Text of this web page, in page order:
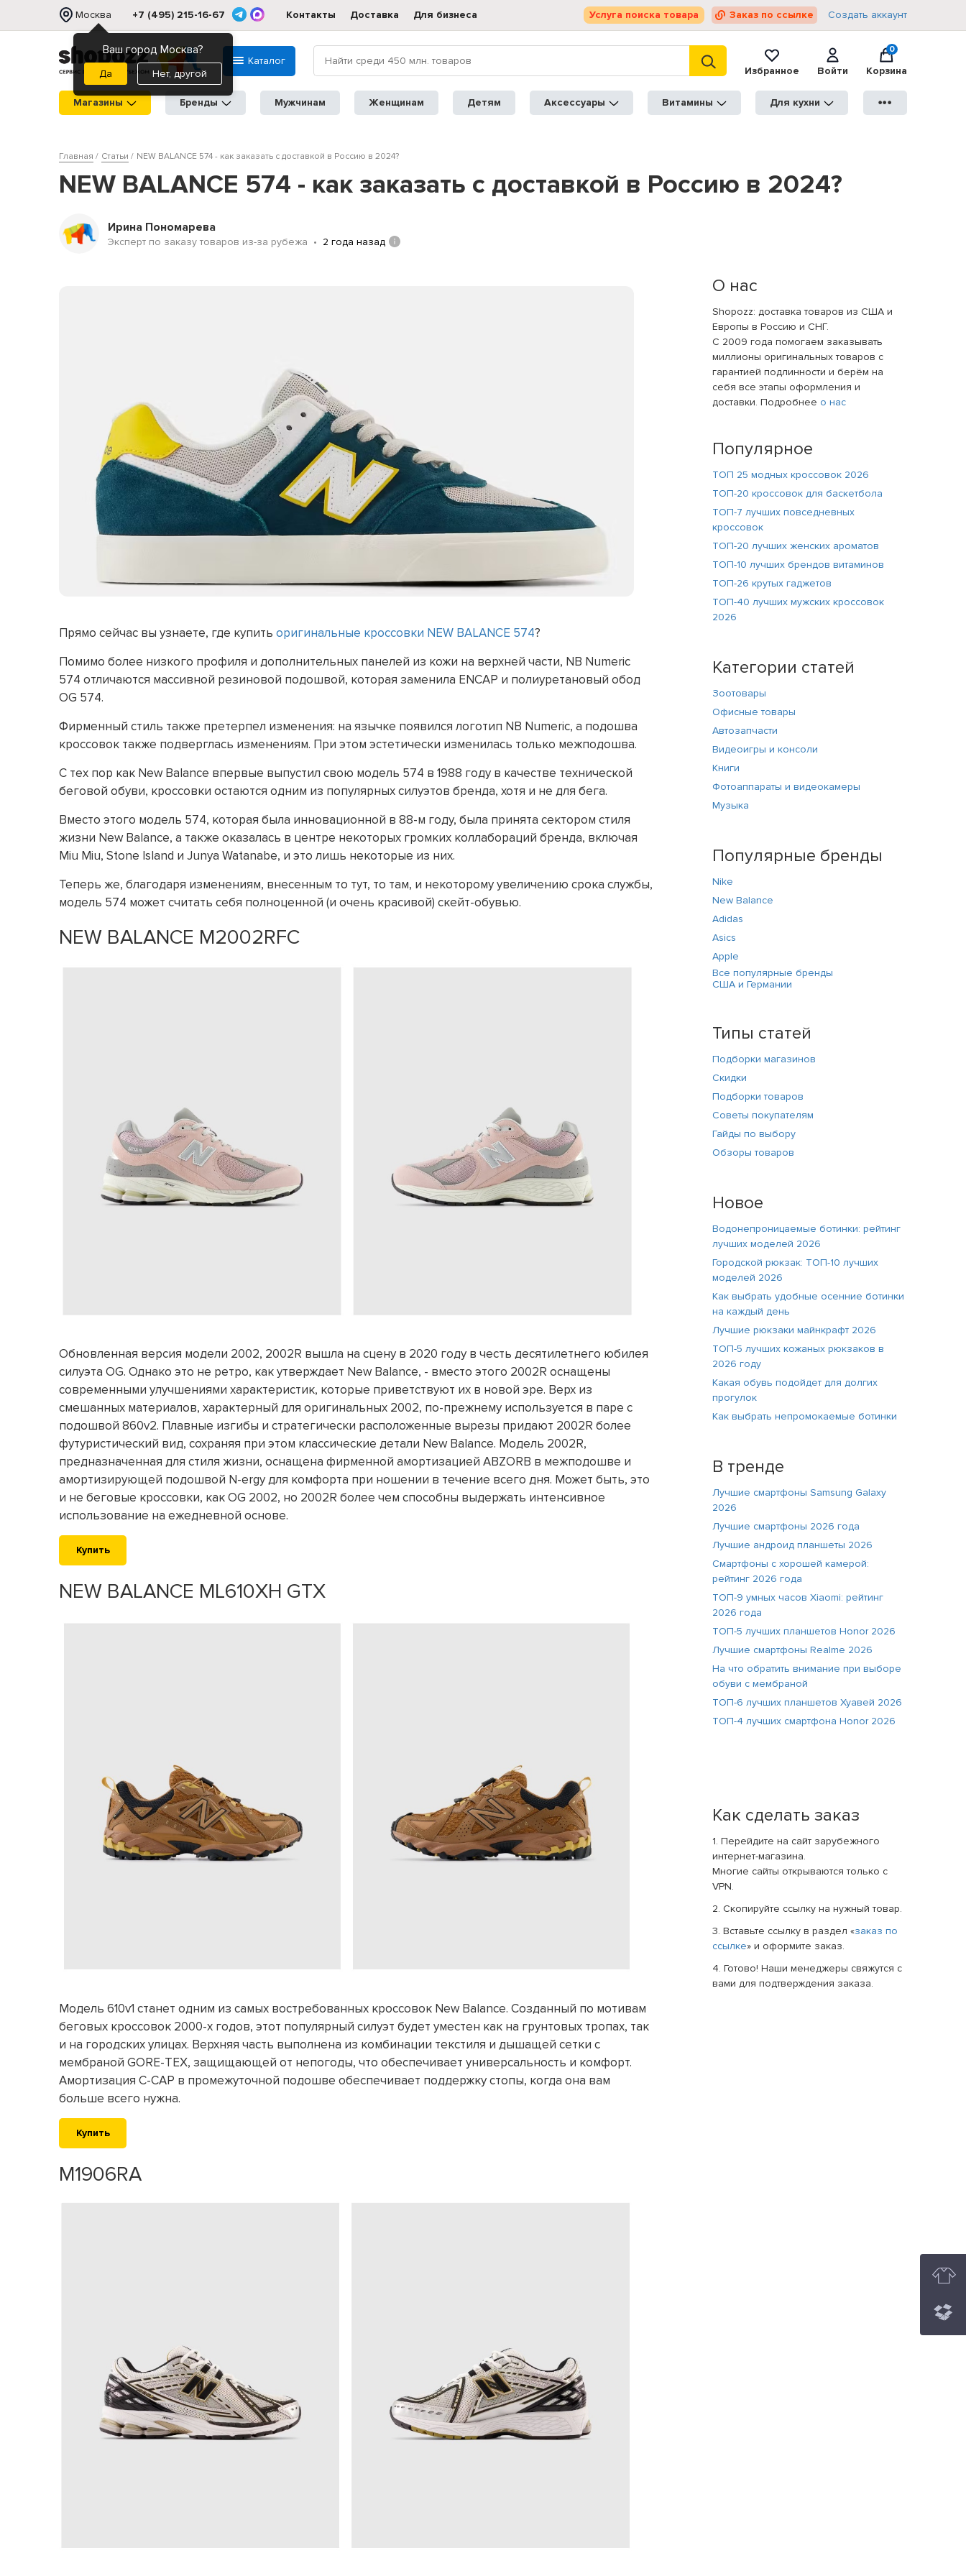
Москва
Ваш город Москва?
Нет, другой
+7 (495) 215-16-67 Контакты Доставка Для бизнеса Услуга поиска товара Заказ по ссылке Создать аккаунт
Каталог
Избранное
Войти
0
Корзина
Магазины Бренды Мужчинам Женщинам Детям Аксессуары Витамины Для кухни ●●●
Главная Статьи NEW BALANCE 574 - как заказать с доставкой в Россию в 2024?
NEW BALANCE 574 - как заказать с доставкой в Россию в 2024?
Ирина Пономарева
Эксперт по заказу товаров из-за рубежа 2 года назад
Прямо сейчас вы узнаете, где купить оригинальные кроссовки NEW BALANCE 574?
Помимо более низкого профиля и дополнительных панелей из кожи на верхней части, NB Numeric
574 отличаются массивной резиновой подошвой, которая заменила ENCAP и полиуретановый обод
OG 574.
Фирменный стиль также претерпел изменения: на язычке появился логотип NB Numeric, а подошва
кроссовок также подверглась изменениям. При этом эстетически изменилась только межподошва.
С тех пор как New Balance впервые выпустил свою модель 574 в 1988 году в качестве технической
беговой обуви, кроссовки остаются одним из популярных силуэтов бренда, хотя и не для бега.
Вместо этого модель 574, которая была инновационной в 88-м году, была принята сектором стиля
жизни New Balance, а также оказалась в центре некоторых громких коллабораций бренда, включая
Miu Miu, Stone Island и Junya Watanabe, и это лишь некоторые из них.
Теперь же, благодаря изменениям, внесенным то тут, то там, и некоторому увеличению срока службы,
модель 574 может считать себя полноценной (и очень красивой) скейт-обувью.
NEW BALANCE M2002RFC
Обновленная версия модели 2002, 2002R вышла на сцену в 2020 году в честь десятилетнего юбилея
силуэта OG. Однако это не ретро, как утверждает New Balance, - вместо этого 2002R оснащены
современными улучшениями характеристик, которые приветствуют их в новой эре. Верх из
смешанных материалов, характерный для оригинальных 2002, по-прежнему используется в паре с
подошвой 860v2. Плавные изгибы и стратегически расположенные вырезы придают 2002R более
футуристический вид, сохраняя при этом классические детали New Balance. Модель 2002R,
предназначенная для стиля жизни, оснащена фирменной амортизацией ABZORB в межподошве и
амортизирующей подошвой N-ergy для комфорта при ношении в течение всего дня. Может быть, это
и не беговые кроссовки, как OG 2002, но 2002R более чем способны выдержать интенсивное
использование на ежедневной основе.
Купить
NEW BALANCE ML610XH GTX
Модель 610v1 станет одним из самых востребованных кроссовок New Balance. Созданный по мотивам
беговых кроссовок 2000-х годов, этот популярный силуэт будет уместен как на грунтовых тропах, так
и на городских улицах. Верхняя часть выполнена из комбинации текстиля и дышащей сетки с
мембраной GORE-TEX, защищающей от непогоды, что обеспечивает универсальность и комфорт.
Амортизация C-CAP в промежуточной подошве обеспечивает поддержку стопы, когда она вам
больше всего нужна.
Купить
M1906RA
О нас
Shopozz: доставка товаров из США и
Европы в Россию и СНГ.
С 2009 года помогаем заказывать
миллионы оригинальных товаров с
гарантией подлинности и берём на
себя все этапы оформления и
доставки. Подробнее о нас
Популярное
ТОП 25 модных кроссовок 2026
ТОП-20 кроссовок для баскетбола
ТОП-7 лучших повседневных
кроссовок
ТОП-20 лучших женских ароматов
ТОП-10 лучших брендов витаминов
ТОП-26 крутых гаджетов
ТОП-40 лучших мужских кроссовок
2026
Категории статей
Зоотовары
Офисные товары
Автозапчасти
Видеоигры и консоли
Книги
Фотоаппараты и видеокамеры
Музыка
Популярные бренды
Nike
New Balance
Adidas
Asics
Apple
Все популярные бренды
США и Германии
Типы статей
Подборки магазинов
Скидки
Подборки товаров
Советы покупателям
Гайды по выбору
Обзоры товаров
Новое
Водонепроницаемые ботинки: рейтинг
лучших моделей 2026
Городской рюкзак: ТОП-10 лучших
моделей 2026
Как выбрать удобные осенние ботинки
на каждый день
Лучшие рюкзаки майнкрафт 2026
ТОП-5 лучших кожаных рюкзаков в
2026 году
Какая обувь подойдет для долгих
прогулок
Как выбрать непромокаемые ботинки
В тренде
Лучшие смартфоны Samsung Galaxy
2026
Лучшие смартфоны 2026 года
Лучшие андроид планшеты 2026
Смартфоны с хорошей камерой:
рейтинг 2026 года
ТОП-9 умных часов Xiaomi: рейтинг
2026 года
ТОП-5 лучших планшетов Honor 2026
Лучшие смартфоны Realme 2026
На что обратить внимание при выборе
обуви с мембраной
ТОП-6 лучших планшетов Хуавей 2026
ТОП-4 лучших смартфона Honor 2026
Как сделать заказ
1. Перейдите на сайт зарубежного
интернет-магазина.
Многие сайты открываются только с
VPN.
2. Скопируйте ссылку на нужный товар.
3. Вставьте ссылку в раздел «заказ по
ссылке» и оформите заказ.
4. Готово! Наши менеджеры свяжутся с
вами для подтверждения заказа.